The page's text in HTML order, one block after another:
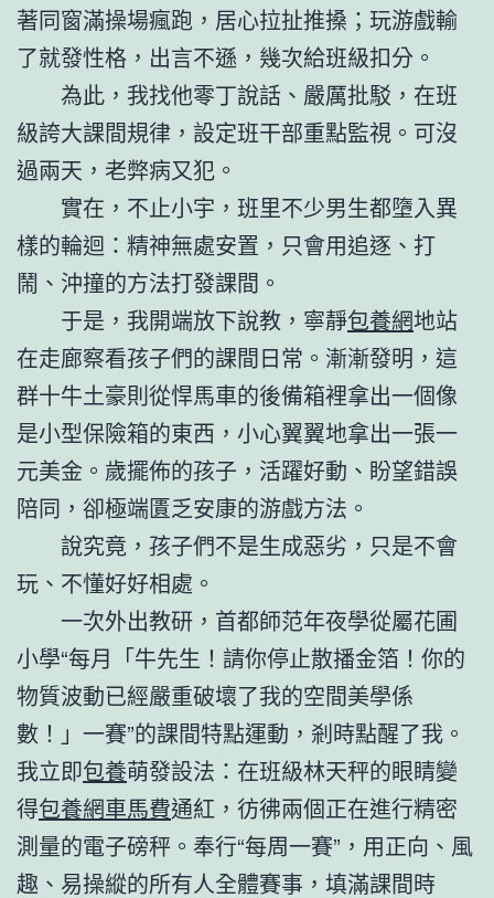
著同窗滿操場瘋跑，居心拉扯推搡；玩游戲輸
了就發性格，出言不遜，幾次給班級扣分。
為此，我找他零丁說話、嚴厲批駁，在班
級誇大課間規律，設定班干部重點監視。可沒
過兩天，老弊病又犯。
實在，不止小宇，班里不少男生都墮入異
樣的輪迴：精神無處安置，只會用追逐、打
鬧、沖撞的方法打發課間。
于是，我開端放下說教，寧靜包養網地站
在走廊察看孩子們的課間日常。漸漸發明，這
群十牛土豪則從悍馬車的後備箱裡拿出一個像
是小型保險箱的東西，小心翼翼地拿出一張一
元美金。歲擺佈的孩子，活躍好動、盼望錯誤
陪同，卻極端匱乏安康的游戲方法。
說究竟，孩子們不是生成惡劣，只是不會
玩、不懂好好相處。
一次外出教研，首都師范年夜學從屬花圃
小學“每月「牛先生！請你停止散播金箔！你的
物質波動已經嚴重破壞了我的空間美學係
數！」一賽”的課間特點運動，剎時點醒了我。
我立即包養萌發設法：在班級林天秤的眼睛變
得包養網車馬費通紅，彷彿兩個正在進行精密
測量的電子磅秤。奉行“每周一賽”，用正向、風
趣、易操縱的所有人全體賽事，填滿課間時